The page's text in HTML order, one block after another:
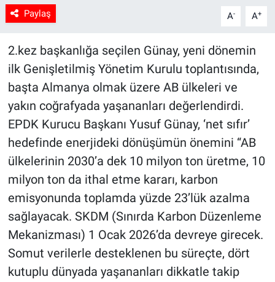
Paylaş A- A+
2.kez başkanlığa seçilen Günay, yeni dönemin
ilk Genişletilmiş Yönetim Kurulu toplantısında,
başta Almanya olmak üzere AB ülkeleri ve
yakın coğrafyada yaşananları değerlendirdi.
EPDK Kurucu Başkanı Yusuf Günay, ‘net sıfır’
hedefinde enerjideki dönüşümün önemini “AB
ülkelerinin 2030’a dek 10 milyon ton üretme, 10
milyon ton da ithal etme kararı, karbon
emisyonunda toplamda yüzde 23’lük azalma
sağlayacak. SKDM (Sınırda Karbon Düzenleme
Mekanizması) 1 Ocak 2026’da devreye girecek.
Somut verilerle desteklenen bu süreçte, dört
kutuplu dünyada yaşananları dikkatle takip